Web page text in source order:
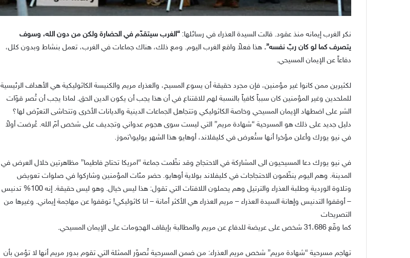
نكر الغرب إيمانه منذ عقود. قالت السيدة العذراء في رسائلها: “الغرب سيتقدّم في الحضارة ولكن من دون الله، وسوف
يتصرف كما لو كان ربّ نفسه”. هذا فعلاً واقع الغرب اليوم. ومع ذلك، هناك جماعات في الغرب، تعمل بنشاط وبدون كلل،
دفاعاً عن الإيمان المسيحي.
لكثيرين ممن كانوا غير مؤمنين، فإن مجرد حقيقة أن يسوع المسيح، والعذراء مريم والكنيسة الكاثوليكية هي الأهداف الرئيسية
للملحدين وغير المؤمنين كان سبباً كافياً بالنسبة لهم للاقتناع في أن هذا يجب أن يكون الدين الحق. لماذا يجب أن تُصر قوّات
الشر على اضطهاد الإيمان المسيحي وخاصة الكاثوليكي وتتجاهل الجماعات الدينية والديانات الأخرى وتتحاشى التعرّض لها؟
دليل جديد على ذلك هو المسرحية “شهادة مريم” التي ليست سوى هجوم عدواني وتجديف على شخص أمّ الله. عُرضت أولاً
في نيو يورك وأعلن مؤخرا أنها ستُعرض في كليفلاند، أوهايو هذا الشهر يوليو\تموز.
في نيو يورك دعا المسيحيون الى المشاركة في الاحتجاج وقد نظّمت جماعة “امريكا تحتاج فاطيما” مظاهرتين خلال العرض في
المدينة. وهم اليوم ينظّمون الاحتجاجات في كليفلاند بولاية أوهايو. حضر مئات المؤمنين وشاركوا في صلوات تعويض
وتلاوة الوردية وطلبة العذراء والترتيل وهم يحملون اللافتات التي تقول: هذا ليس خيال. وهو ليس حقيقة. إنه 100% تدنيس
– أوقفوا التدنيس وإهانة السيدة العذراء – مريم العذراء هي الأكثر أمانة – انا كاثوليكي! توقفوا عن مهاجمة إيماني. وغيرها من
التصريحات
كما وقّع 31،686 شخص على عريضة للدفاع عن مريم والمطالبة بإيقاف الهجومات على الإيمان المسيحي.
تهاجم مسرحية “شهادة مريم” شخص مريم العذراء: من ضمن المسرحية تُصوّر الممثلة التي تقوم بدور مريم أنها لا تؤمن بأن